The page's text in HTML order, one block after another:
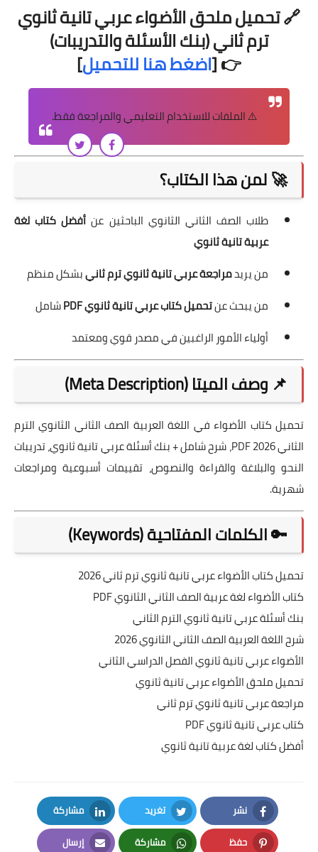
🔗تحميل ملحق الأضواء عربي تانية ثانوي
ترم ثاني (بنك الأسئلة والتدريبات)
👉 [اضغط هنا للتحميل]
⚠️ الملفات للاستخدام التعليمي والمراجعة فقط.
🚀 لمن هذا الكتاب؟
طلاب الصف الثاني الثانوي الباحثين عن أفضل كتاب لغة
عربية تانية ثانوي
من يريدمراجعة عربي تانية ثانوي ترم ثانيبشكل منظم
من يبحث عنتحميل كتاب عربي تانية ثانوي PDF
شامل
أولياء الأمور الراغبين في مصدر قوي ومعتمد
📌 وصف الميتا (Meta Description)
تحميل كتاب الأضواء في اللغة العربية الصف الثاني الثانوي الترم
الثاني 2026 PDF، شرح شامل + بنك أسئلة عربي تانية ثانوي، تدريبات
النحو والبلاغة والقراءة والنصوص، تقييمات أسبوعية ومراجعات
شهرية.
🔑 الكلمات المفتاحية (Keywords)
تحميل كتاب الأضواء عربي تانية ثانوي ترم ثاني 2026
كتاب الأضواء لغة عربية الصف الثاني الثانوي PDF
بنك أسئلة عربي تانية ثانوي الترم الثاني
شرح اللغة العربية الصف الثاني الثانوي 2026
الأضواء عربي تانية ثانوي الفصل الدراسي الثاني
تحميل ملحق الأضواء عربي تانية ثانوي
مراجعة عربي تانية ثانوي ترم ثاني
كتاب عربي تانية ثانوي PDF
أفضل كتاب لغة عربية تانية ثانوي
نشر
Facebook
تغريد
Twitter
مشاركة
LinkedIn
حفظ مشاركة إرسال